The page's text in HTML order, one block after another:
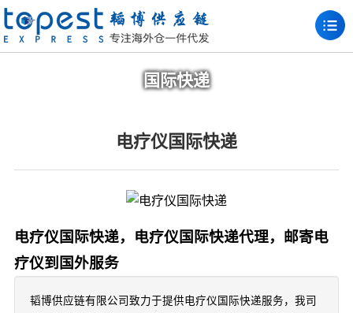
国际快递
电疗仪国际快递
电疗仪国际快递，电疗仪国际快递代理，邮寄电
疗仪到国外服务
韬博供应链有限公司致力于提供电疗仪国际快递服务，我司